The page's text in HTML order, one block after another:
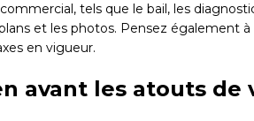
tels que le bail, les
et les photos. Pensez également
en vigueur.
avant les atouts de